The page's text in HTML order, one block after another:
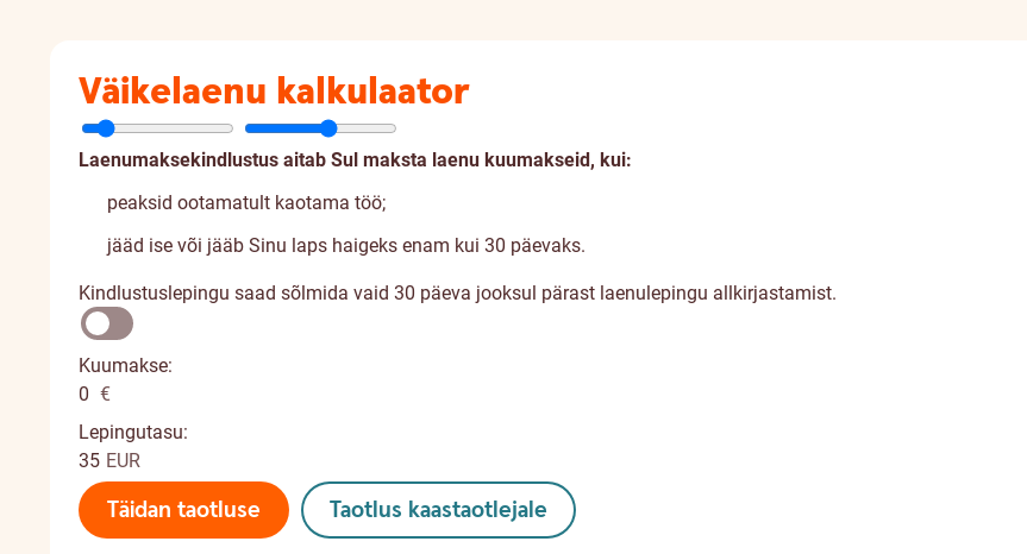
Väikelaenu kalkulaator
Laenumaksekindlustus aitab Sul maksta laenu kuumakseid, kui:
peaksid ootamatult kaotama töö;
jääd ise või jääb Sinu laps haigeks enam kui 30 päevaks.
Kindlustuslepingu saad sõlmida vaid 30 päeva jooksul pärast laenulepingu allkirjastamist.
Kuumakse:
0 €
Lepingutasu:
35 EUR
Täidan taotluse Taotlus kaastaotlejale